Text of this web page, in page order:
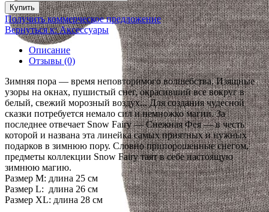
Получить коммерческое предложение
Вернуться к: Аксессуары
Описание
Отзывы (0)
Зимняя пора — время неповторимого волшебства. Изящные
узоры на окнах, пушистый снег, окрасивший все вокруг в
белый, свежий морозный воздух... Для создания чудесной
сказки потребуется немало сил и немножко магии. За
последнее отвечает Snow Fairy — Снежная Фея — в честь
которой и названа эта линейка самых приятных и нужных
подарков в зимнюю пору. Словно припорошенные снегом,
предметы коллекции Snow Fairy таят в себе настоящую
зимнюю магию.
Pазмер M: длина 25 см
Pазмер L: длина 26 см
Pазмер XL: длина 28 см